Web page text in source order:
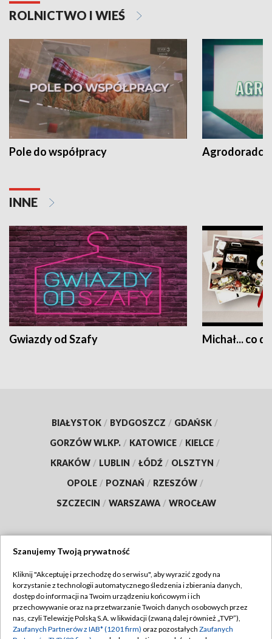
ROLNICTWO I WIEŚ
Pole do współpracy Agrodoradcy
INNE
Gwiazdy od Szafy Michał... co
BIAŁYSTOK / BYDGOSZCZ / GDAŃSK /
GORZÓW WLKP. / KATOWICE / KIELCE /
KRAKÓW / LUBLIN / ŁÓDŹ / OLSZTYN /
OPOLE / POZNAŃ / RZESZÓW /
SZCZECIN / WARSZAWA / WROCŁAW
TVP
Abonament TVP
Emisja w TVP
Regulamin TVP
Polityka prywatności
Szanujemy Twoją prywatność
Kliknij "Akceptuję i przechodzę do serwisu", aby wyrazić zgody na
korzystanie z technologii automatycznego śledzenia i zbierania danych,
dostęp do informacji na Twoim urządzeniu końcowym i ich
przechowywanie oraz na przetwarzanie Twoich danych osobowych przez
nas, czyli Telewizję Polską S.A. w likwidacji (zwaną dalej również „TVP”),
Zaufanych Partnerów z IAB* (1201 firm) oraz pozostałych Zaufanych